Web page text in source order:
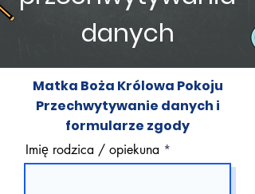
danych
Matka Boża Królowa Pokoju
Przechwytywanie danych i
formularze zgody
Imię rodzica / opiekuna